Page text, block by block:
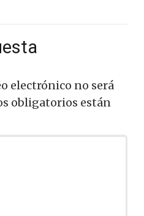
electrónico no será
obligatorios están